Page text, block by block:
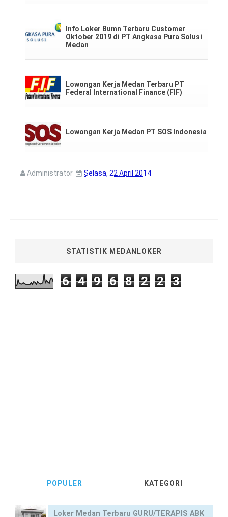
Info Loker Bumn Terbaru Customer
Oktober 2019 di PT Angkasa Pura Solusi
Medan
Lowongan Kerja Medan Terbaru PT
Federal International Finance (FIF)
Lowongan Kerja Medan PT SOS Indonesia
Administrator Selasa, 22 April 2014
STATISTIK MEDANLOKER
6 4 9 6 8 2 2 3
POPULER KATEGORI
Loker Medan Terbaru GURU/TERAPIS ABK